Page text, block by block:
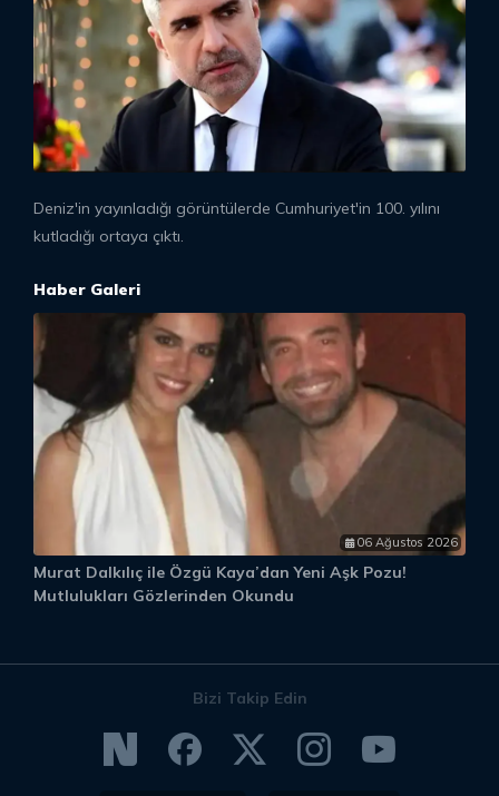
Deniz'in yayınladığı görüntülerde Cumhuriyet'in 100. yılını
kutladığı ortaya çıktı.
Haber Galeri
06 Ağustos 2026
Murat Dalkılıç ile Özgü Kaya’dan Yeni Aşk Pozu!
Mutlulukları Gözlerinden Okundu
Bizi Takip Edin